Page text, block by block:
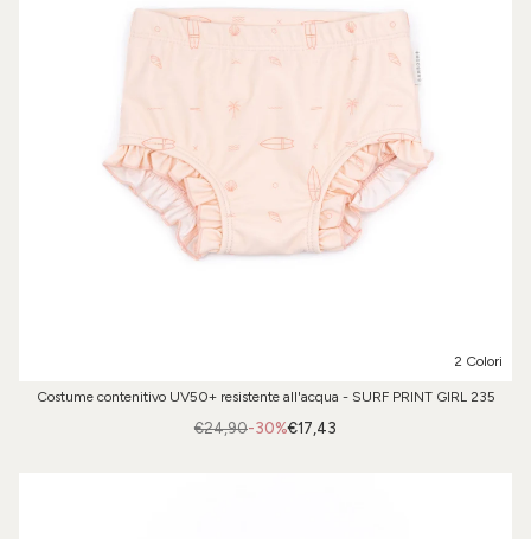
2 Colori
Costume contenitivo UV50+ resistente all'acqua - SURF PRINT GIRL 235
-30%
€24,90 €17,43